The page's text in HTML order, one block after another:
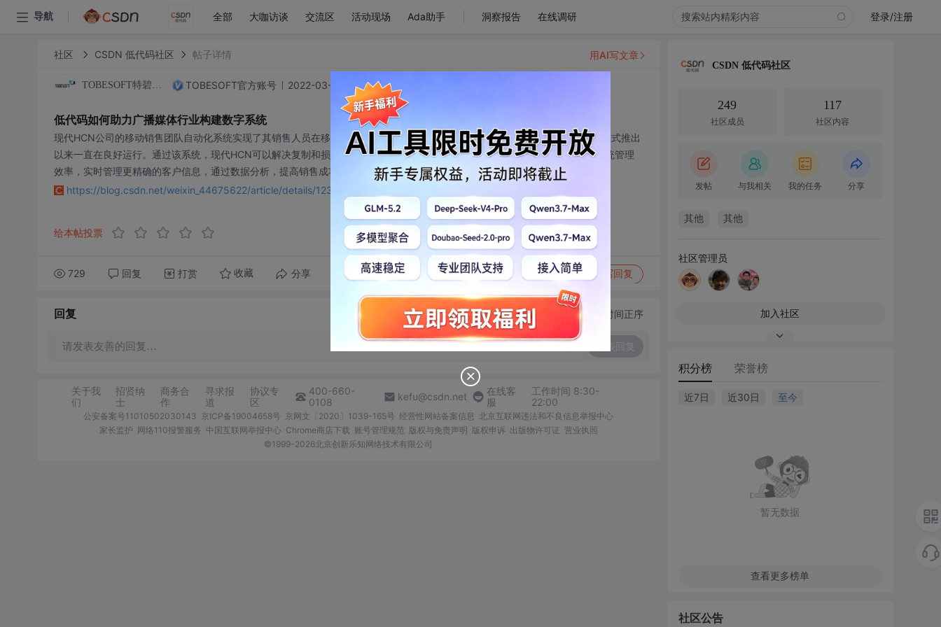
导航 全部 大咖访谈 交流区 活动现场 Ada助手 洞察报告 在线调研 登录/注册
社区 CSDN 低代码社区 帖子详情
TOBESOFT特碧软件 TOBESOFT官方账号 2022-03-04 14:42:22
低代码如何助力广播媒体行业构建数字系统
现代HCN公司的移动销售团队自动化系统实现了其销售人员在移动环境中使用自己的智能设备执行所有办公任务。该系统自8月正式推出
以来一直在良好运行。通过该系统，现代HCN可以解决复制和损坏客户信息等安全问题，减轻销售人员的文书工作负担，提高系统管理
效率，实时管理更精确的客户信息，通过数据分析，提高销售成功率。
https://blog.csdn.net/weixin_44675622/article/details/123257048
给本帖投票
729 回复 打赏 收藏 分享 转发到动态 举报 写回复
用AI写文章
回复 切换为时间正序
请发表友善的回复…
关于我
们
招贤纳
士
商务合
作
寻求报
道
协议专
区
400-660-
0108
kefu@csdn.net
在线客
服
工作时间 8:30-
22:00
公安备案号11010502030143 京ICP备19004658号 京网文〔2020〕1039-165号 经营性网站备案信息 北京互联网违法和不良信息举报中心
家长监护 网络110报警服务 中国互联网举报中心 Chrome商店下载 账号管理规范 版权与免责声明 版权申诉 出版物许可证 营业执照
©1999-2026北京创新乐知网络技术有限公司
CSDN 低代码社区
249
社区成员
117
社区内容
发帖 与我相关 我的任务 分享
其他 其他
社区管理员
加入社区
积分榜 荣誉榜
近7日 近30日 至今
暂无数据
查看更多榜单
社区公告